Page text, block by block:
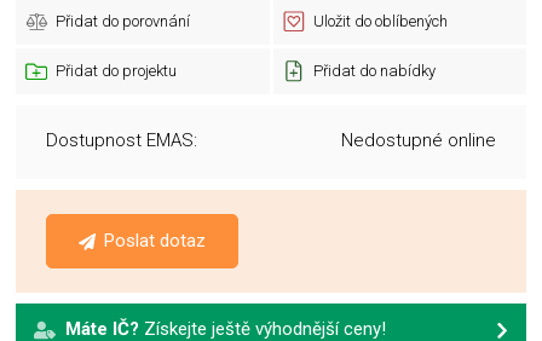
Přidat do porovnání Uložit do oblíbených
Přidat do projektu Přidat do nabídky
Dostupnost EMAS: Nedostupné online
Poslat dotaz
Máte IČ? Získejte ještě výhodnější ceny!